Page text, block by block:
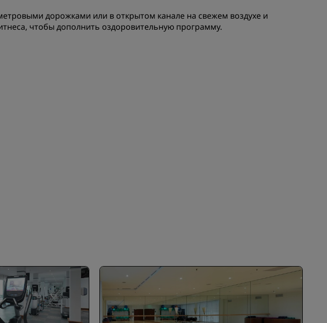
Как заработать баллы
Bookers and Planners
дорожками или в открытом канале на свежем воздухе и
чтобы дополнить оздоровительную программу.